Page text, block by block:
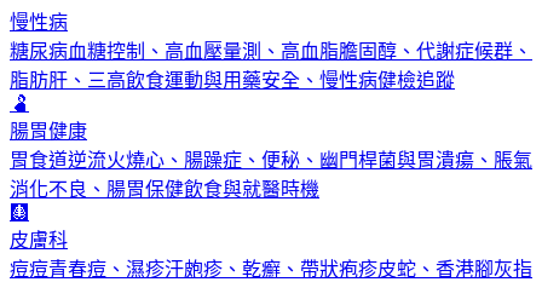
慢性病
糖尿病血糖控制、高血壓量測、高血脂膽固醇、代謝症候群、
脂肪肝、三高飲食運動與用藥安全、慢性病健檢追蹤
🫃
腸胃健康
胃食道逆流火燒心、腸躁症、便秘、幽門桿菌與胃潰瘍、脹氣
消化不良、腸胃保健飲食與就醫時機
🩻
皮膚科
痘痘青春痘、濕疹汗皰疹、乾癬、帶狀疱疹皮蛇、香港腳灰指